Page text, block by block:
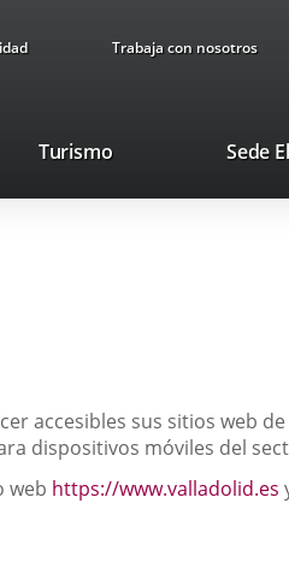
Trabaja con nosotros
TurismoThis
will
Sede
accesibles sus sitios web
dispositivos móviles del
web https://www.valladolid.es